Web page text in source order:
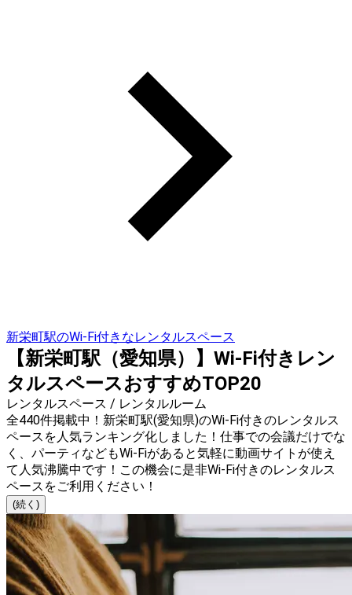
新栄町駅のWi-Fi付きなレンタルスペース
【新栄町駅（愛知県）】Wi-Fi付きレン
タルスペースおすすめTOP20
レンタルスペース / レンタルルーム
全440件掲載中！新栄町駅(愛知県)のWi-Fi付きのレンタルス
ペースを人気ランキング化しました！仕事での会議だけでな
く、パーティなどもWi-Fiがあると気軽に動画サイトが使え
て人気沸騰中です！この機会に是非Wi-Fi付きのレンタルス
ペースをご利用ください！
(続く)